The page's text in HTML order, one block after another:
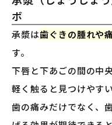
ボ
承漿は歯ぐきの腫れや
す。
下唇と下あごの間の中
軽く触ると見つけやす
歯の痛みだけでなく、